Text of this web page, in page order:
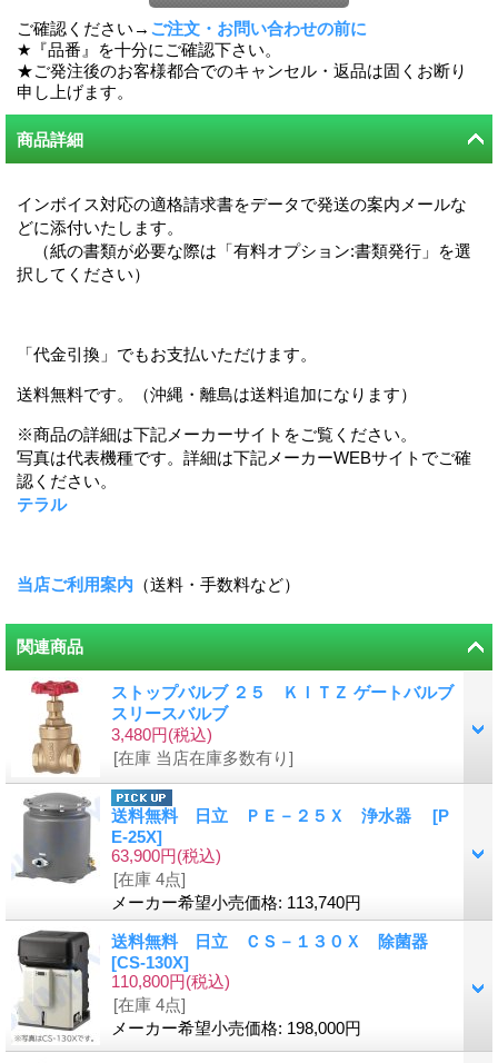
ご確認ください→ ご注文・お問い合わせの前に
★『品番』を十分にご確認下さい。
★ご発注後のお客様都合でのキャンセル・返品は固くお断り
申し上げます。
商品詳細
インボイス対応の適格請求書をデータで発送の案内メールな
どに添付いたします。
（紙の書類が必要な際は「有料オプション:書類発行」を選
択してください）
「代金引換」でもお支払いただけます。
送料無料です。（沖縄・離島は送料追加になります）
※商品の詳細は下記メーカーサイトをご覧ください。
写真は代表機種です。詳細は下記メーカーWEBサイトでご確
認ください。
テラル
当店ご利用案内 （送料・手数料など）
関連商品
ストップバルブ ２５ ＫＩＴＺ ゲートバルブ
スリースバルブ
3,480円(税込)
[在庫 当店在庫多数有り]
送料無料 日立 ＰＥ－２５Ｘ 浄水器 [P
E-25X]
63,900円(税込)
[在庫 4点]
メーカー希望小売価格: 113,740円
送料無料 日立 ＣＳ－１３０Ｘ 除菌器
[CS-130X]
110,800円(税込)
[在庫 4点]
メーカー希望小売価格: 198,000円